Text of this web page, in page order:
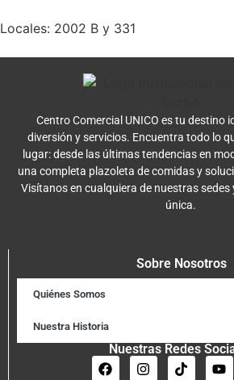
Locales: 2002 B y 331
Centro Comercial UNICO es tu destino
diversión y servicios. Encuentra todo lo
lugar: desde las últimas tendencias en
una completa plazoleta de comidas y
Visítanos en cualquiera de nuestras sedes
única.
Sobre Nosotros
Quiénes Somos
Nuestra Historia
Nuestras Redes